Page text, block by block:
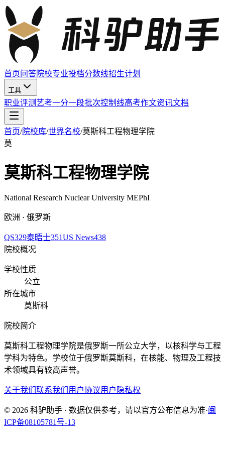
首页问答院校专业投档分数线招生计划
工具
职业评测 艺考一分一段批次控制线高考作文资讯文档
首页/院校库/世界名校/莫斯科工程物理学院
莫
莫斯科工程物理学院
National Research Nuclear University MEPhI
欧洲 · 俄罗斯
QS329泰晤士351US News438
院校概况
学校性质
公立
所在城市
莫斯科
院校简介
莫斯科工程物理学院是俄罗斯一所公立大学，以核科学与工程
学科为特色。学校位于俄罗斯莫斯科，在核能、物理及工程技
术领域具有较高声誉。
关于我们 联系我们 用户协议用户隐私权
© 2026 科驴助手 · 数据仅供参考，请以官方公布信息为准·闽
ICP备08105781号-13